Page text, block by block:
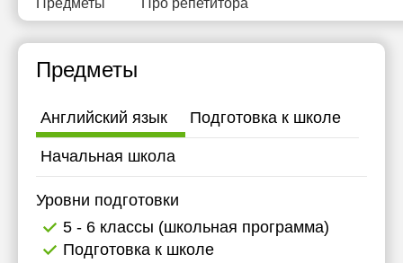
Предметы Про репетитора
Предметы
Английский язык Подготовка к школе
Начальная школа
Уровни подготовки
5 - 6 классы (школьная программа)
Подготовка к школе